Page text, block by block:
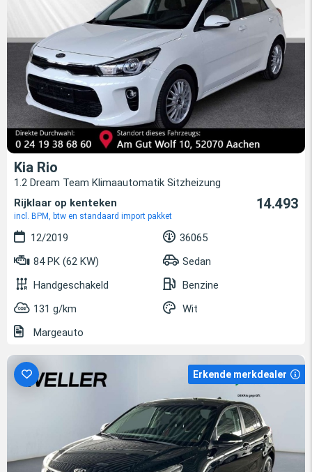
Kia Rio
1.2 Dream Team Klimaautomatik Sitzheizung
Rijklaar op kenteken
incl. BPM, btw en standaard import pakket
14.493
12/2019
36065
84 PK (62 KW)
Sedan
Handgeschakeld
Benzine
131 g/km
Wit
Margeauto
Erkende merkdealer